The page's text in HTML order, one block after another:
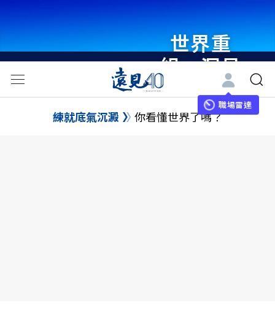
世界重
組・洞見
未來 與
世界領袖
職場雷達
練就底氣沉澱 你看懂世界了嗎？